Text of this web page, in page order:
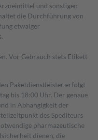
und sonstigen
die Durchführung von
etwaiger
Vor Gebrauch stets Etikett
Paketdienstleister erfolgt
bis 18:00 Uhr. Der genaue
in Abhängigkeit der
des Spediteurs
pharmazeutische
dienen, die